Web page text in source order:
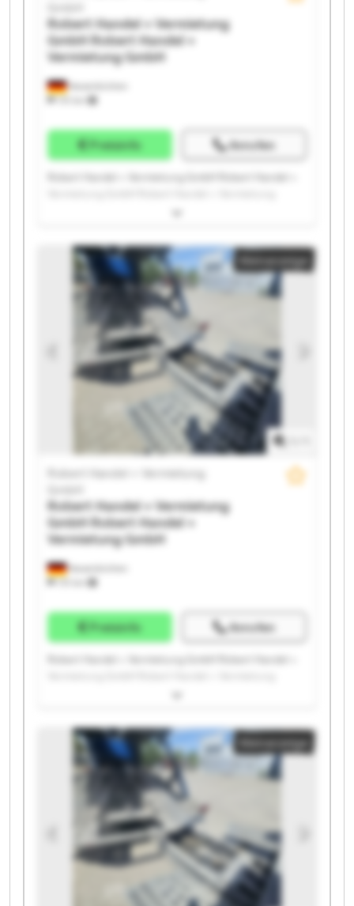
Neuenkirchen
731 km
Robert Handel + Vermietung
GmbHRobert Handel +
Vermietung GmbH
Preisinfo Anrufen
GmbH Robert Handel + Vermietung GmbH Robert
Vermietung GmbH Robert Handel + Vermietung
GmbH Robert Handel + Vermietung GmbH Robert
Handel + Vermietung GmbH Robert Handel +
Vermietung GmbH Robert Handel + Vermietung
GmbH Robert Handel + Vermietung GmbH Robert
Handel + Vermietung GmbH Robert Handel +
Vermietung GmbH Robert Handel + Vermietung
GmbH Robert Handel + Vermietung GmbH Robert
Handel + Vermietung GmbH Robert Handel +
Vermietung GmbH Robert Handel + Vermietung
GmbH Robert Handel + Vermietung GmbH
Kleinanzeige
Neuenkirchen
731 km
Robert Handel + Vermietung
Robert Handel + Vermietung
GmbHRobert Handel +
Vermietung GmbH
Preisinfo Anrufen
GmbH Robert Handel + Vermietung GmbH Robert
Vermietung GmbH Robert Handel + Vermietung
GmbH Robert Handel + Vermietung GmbH Robert
Handel + Vermietung GmbH Robert Handel +
Vermietung GmbH Robert Handel + Vermietung
GmbH Robert Handel + Vermietung GmbH Robert
Handel + Vermietung GmbH Robert Handel +
Vermietung GmbH Robert Handel + Vermietung
GmbH Robert Handel + Vermietung GmbH Robert
Handel + Vermietung GmbH Robert Handel +
Vermietung GmbH Robert Handel + Vermietung
GmbH Robert Handel + Vermietung GmbH
Kleinanzeige